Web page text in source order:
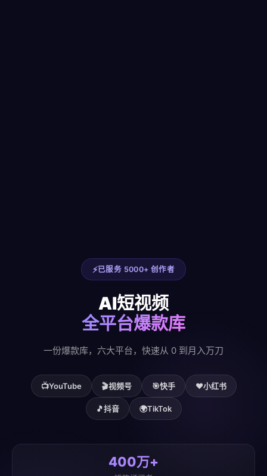
已服务 5000+ 创作者
AI短视频
全平台爆款库
一份爆款库，六大平台，快速从 0 到月入万刀
📺YouTube 🎬视频号 🎯快手 ❤️小红书
🎵抖音 🌍TikTok
400万+